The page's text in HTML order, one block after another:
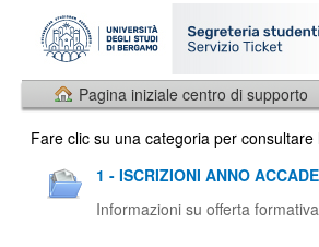
Pagina iniziale centro di supporto
Fare clic su una categoria per consultare
1 - ISCRIZIONI ANNO
Informazioni su offerta